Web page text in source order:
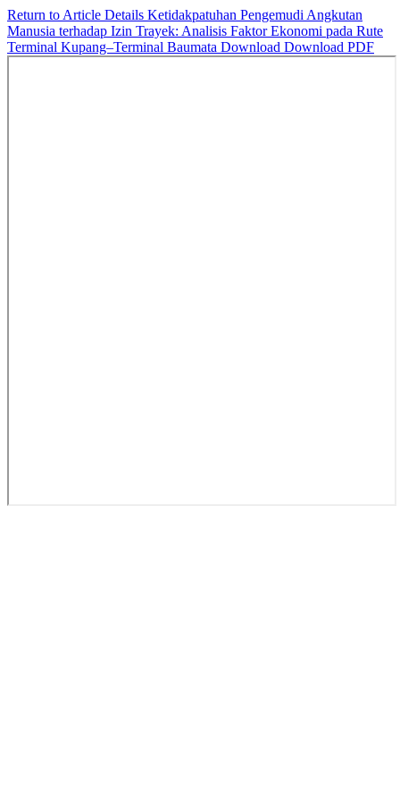
Return to Article Details Ketidakpatuhan Pengemudi Angkutan
Manusia terhadap Izin Trayek: Analisis Faktor Ekonomi pada Rute
Terminal Kupang–Terminal Baumata Download Download PDF